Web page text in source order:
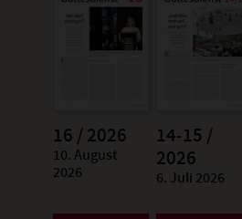
16 / 2026
:
10. August
2026
14-15 /
2026
:
6. Juli 2026